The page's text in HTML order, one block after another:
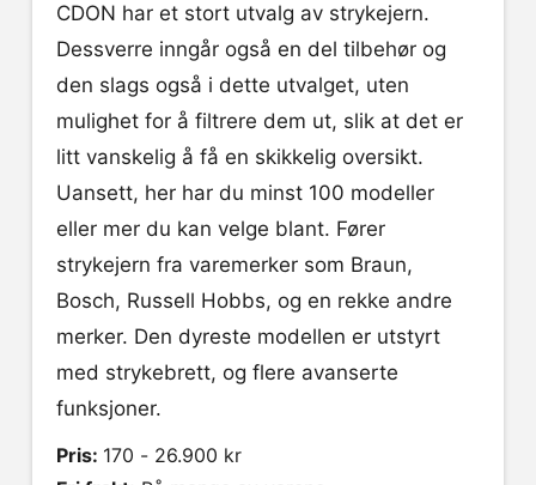
CDON har et stort utvalg av strykejern.
Dessverre inngår også en del tilbehør og
den slags også i dette utvalget, uten
mulighet for å filtrere dem ut, slik at det er
litt vanskelig å få en skikkelig oversikt.
Uansett, her har du minst 100 modeller
eller mer du kan velge blant. Fører
strykejern fra varemerker som Braun,
Bosch, Russell Hobbs, og en rekke andre
merker. Den dyreste modellen er utstyrt
med strykebrett, og flere avanserte
funksjoner.
Pris: 170 - 26.900 kr